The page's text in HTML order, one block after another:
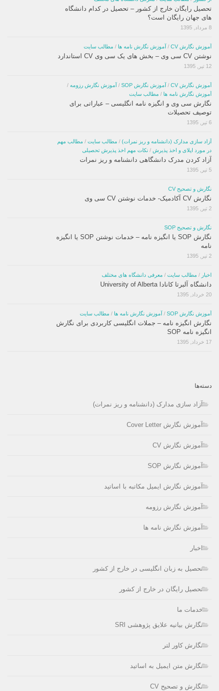
تحصیل رایگان خارج از کشور – تحصیل در کدام دانشگاه
های جهان رایگان است؟
8 مرداد, 1395
آموزش نگارش CV / آموزش نگارش نامه ها / مطالب سایت
نوشتن CV سی وی – بخش های یک سی وی CV استاندارد
12 تیر, 1395
آموزش نگارش CV / آموزش نگارش SOP / آموزش نگارش رزومه /
آموزش نگارش نامه ها / مطالب سایت
نگارش سی وی و انگیزه نامه انگلیسی – عباراتی برای
توصیف تحصیلات
6 تیر, 1395
آزاد سازی مدارک (دانشنامه و ریز نمرات) / مطالب سایت / مطالب مهم
در مورد اپلای و اخذ پذیرش / نکات مهم اخذ پذیرش تحصیلی
آزاد کردن مدرک دانشگاهی دانشنامه و ریز نمرات
5 تیر, 1395
نگارش و تصحیح CV
نگارش CV آکادمیک- خدمات نوشتن CV سی وی
2 تیر, 1395
نگارش و تصحیح SOP
نگارش SOP یا انگیزه نامه – خدمات نوشتن SOP یا انگیزه
نامه
2 تیر, 1395
اخبار / مطالب سایت / معرفی دانشگاه های مختلف
دانشگاه آلبرتا کانادا University of Alberta
20 خرداد, 1395
آموزش نگارش SOP / آموزش نگارش نامه ها / مطالب سایت
نگارش انگیزه نامه – جملات انگلیسی کاربردی برای نگارش
انگیزه نامه SOP
17 خرداد, 1395
دسته‌ها
آزاد سازی مدارک (دانشنامه و ریز نمرات)
آموزش نگارش Cover Letter
آموزش نگارش CV
آموزش نگارش SOP
آموزش نگارش ایمیل مکاتبه با اساتید
آموزش نگارش رزومه
آموزش نگارش نامه ها
اخبار
تحصیل به زبان انگلیسی در خارج از کشور
تحصیل رایگان در خارج از کشور
خدمات ما
نگارش بیانیه علایق پژوهشی SRI
نگارش کاور لتر
نگارش متن ایمیل به اساتید
نگارش و تصحیح CV